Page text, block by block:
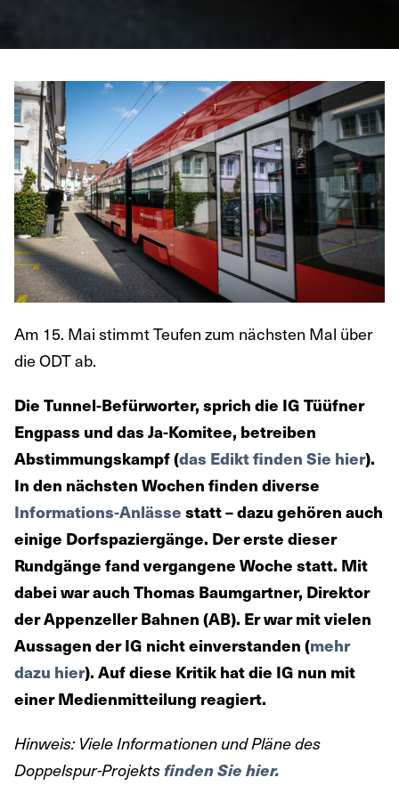
Am 15. Mai stimmt Teufen zum nächsten Mal über
die ODT ab.
Die Tunnel-Befürworter, sprich die IG Tüüfner
Engpass und das Ja-Komitee, betreiben
Abstimmungskampf (das Edikt finden Sie hier).
In den nächsten Wochen finden diverse
Informations-Anlässe statt – dazu gehören auch
einige Dorfspaziergänge. Der erste dieser
Rundgänge fand vergangene Woche statt. Mit
dabei war auch Thomas Baumgartner, Direktor
der Appenzeller Bahnen (AB). Er war mit vielen
Aussagen der IG nicht einverstanden (mehr
dazu hier). Auf diese Kritik hat die IG nun mit
einer Medienmitteilung reagiert.
Hinweis: Viele Informationen und Pläne des
Doppelspur-Projektsfinden Sie hier.